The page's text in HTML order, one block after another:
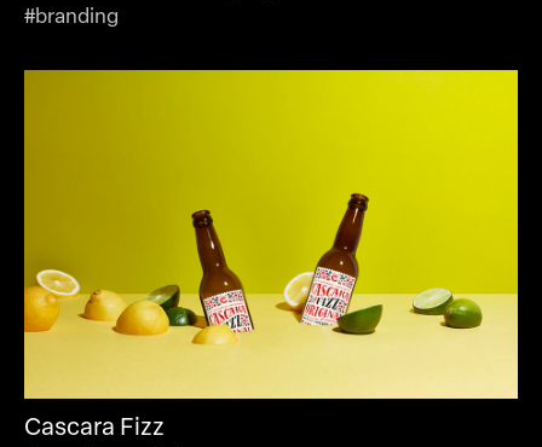
#branding
Cascara Fizz